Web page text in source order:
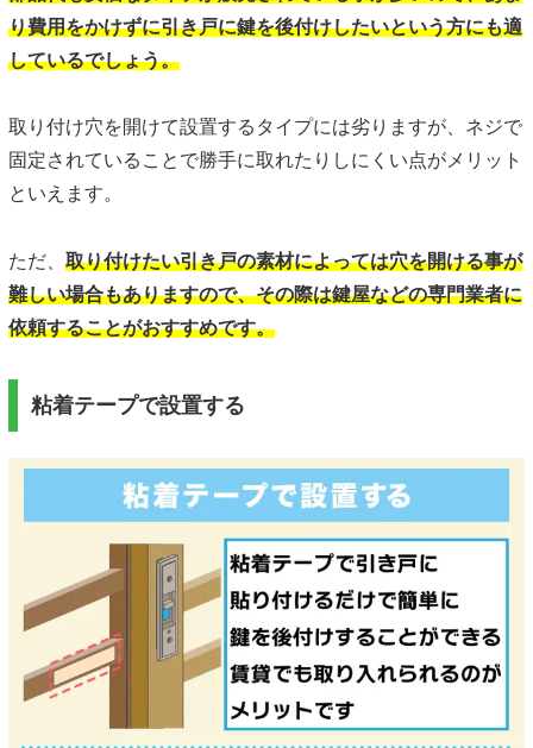
り費用をかけずに引き戸に鍵を後付けしたいという方にも適
しているでしょう。
取り付け穴を開けて設置するタイプには劣りますが、ネジで
固定されていることで勝手に取れたりしにくい点がメリット
といえます。
ただ、 取り付けたい引き戸の素材によっては穴を開ける事が
難しい場合もありますので、その際は鍵屋などの専門業者に
依頼することがおすすめです。
粘着テープで設置する